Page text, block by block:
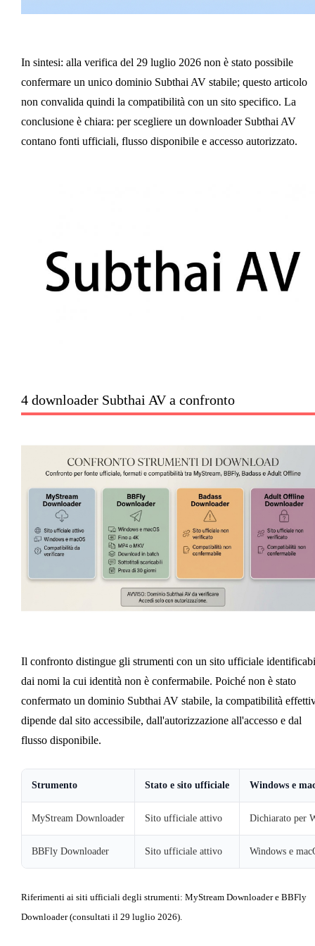
In sintesi: alla verifica del 29 luglio 2026 non è stato possibile
confermare un unico dominio Subthai AV stabile; questo articolo
non convalida quindi la compatibilità con un sito specifico. La
conclusione è chiara: per scegliere un downloader Subthai AV
contano fonti ufficiali, flusso disponibile e accesso autorizzato.
4 downloader Subthai AV a confronto
Il confronto distingue gli strumenti con un sito ufficiale
dai nomi la cui identità non è confermabile. Poiché non è stato
confermato un dominio Subthai AV stabile, la compatibilità
dipende dal sito accessibile, dall'autorizzazione all'accesso e dal
flusso disponibile.
Strumento Stato e sito ufficiale Windows e
MyStream Downloader Sito ufficiale attivo Dichiarato per
BBFly Downloader Sito ufficiale attivo Windows e
Riferimenti ai siti ufficiali degli strumenti: MyStream Downloader e BBFly
Downloader (consultati il 29 luglio 2026).